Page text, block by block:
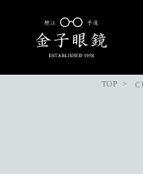
TOP